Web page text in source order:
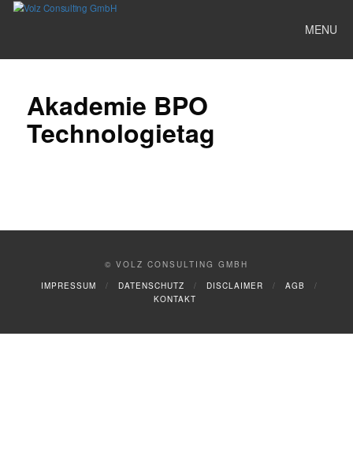
MENU
Akademie BPO
Technologietag
© VOLZ CONSULTING GMBH
IMPRESSUM
DATENSCHUTZ DISCLAIMER
AGB
KONTAKT